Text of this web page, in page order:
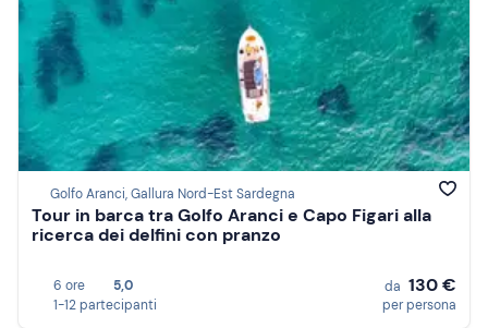
Golfo Aranci, Gallura Nord-Est Sardegna
Tour in barca tra Golfo Aranci e Capo Figari alla
ricerca dei delfini con pranzo
6 ore
5,0
1-12 partecipanti
da 130 €
per persona